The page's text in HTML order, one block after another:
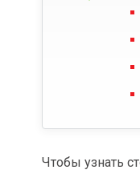
Чтобы узнать